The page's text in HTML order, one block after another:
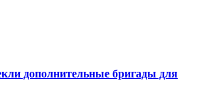
дополнительные бригады для